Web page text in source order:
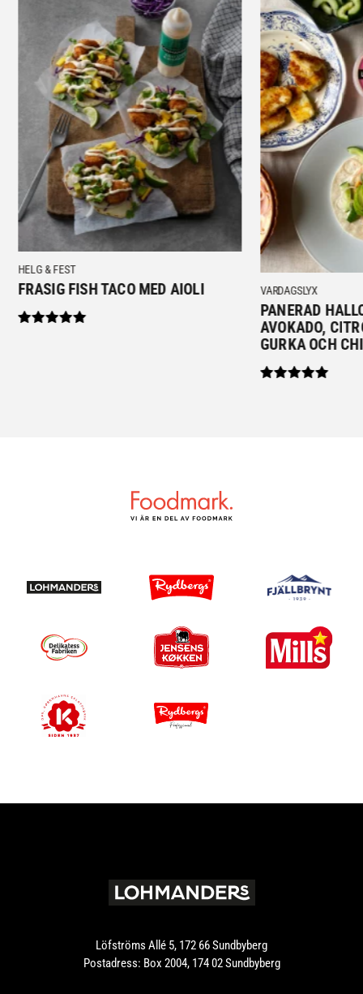
HELG & FEST
FRASIG FISH TACO MED AIOLI VARDAGSLYX
PANERAD
AVOKADO,
GURKA OCH
Löfströms Allé 5, 172 66 Sundbyberg
Postadress: Box 2004, 174 02 Sundbyberg